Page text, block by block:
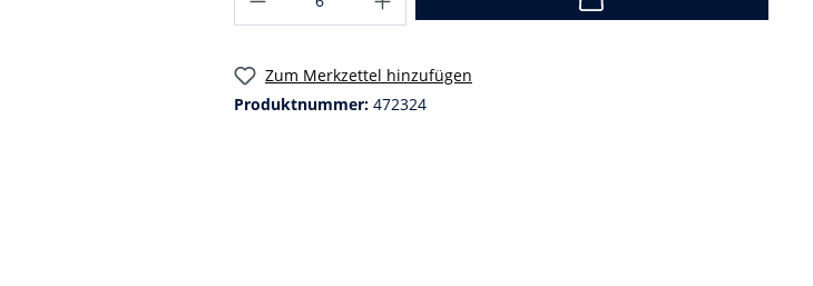
Zum Merkzettel hinzufügen
Produktnummer: 472324